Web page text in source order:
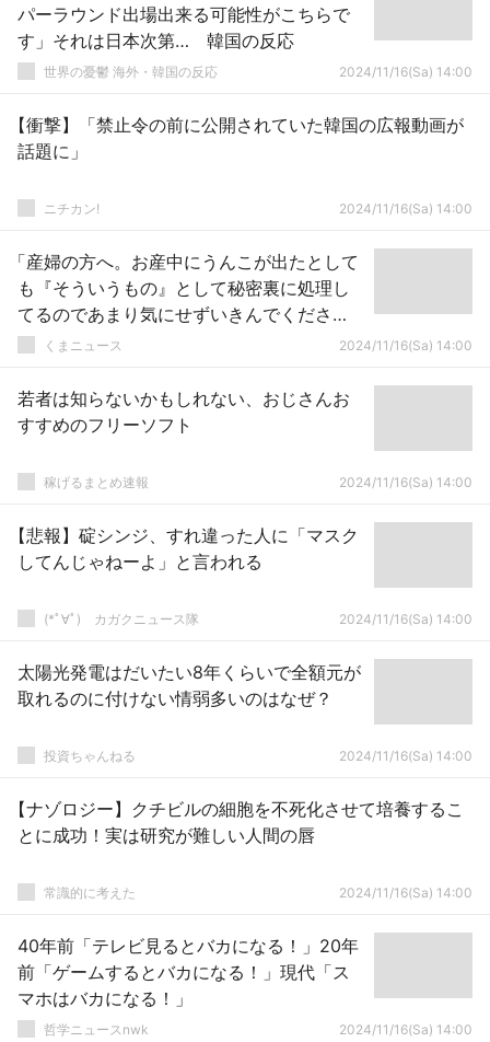
パーラウンド出場出来る可能性がこちらで
す」それは日本次第… 韓国の反応
世界の憂鬱 海外・韓国の反応 2024/11/16(Sa) 14:00
【衝撃】「禁止令の前に公開されていた韓国の広報動画が
話題に」
ニチカン! 2024/11/16(Sa) 14:00
「産婦の方へ。お産中にうんこが出たとして
も『そういうもの』として秘密裏に処理し
てるのであまり気にせずいきんでくださ
い」くまニュース 2024/11/16(Sa) 14:00
若者は知らないかもしれない、おじさんお
すすめのフリーソフト
稼げるまとめ速報 2024/11/16(Sa) 14:00
【悲報】碇シンジ、すれ違った人に「マスク
してんじゃねーよ」と言われる
(*ﾟ∀ﾟ)ゞカガクニュース隊 2024/11/16(Sa) 14:00
太陽光発電はだいたい8年くらいで全額元が
取れるのに付けない情弱多いのはなぜ？
投資ちゃんねる 2024/11/16(Sa) 14:00
【ナゾロジー】クチビルの細胞を不死化させて培養するこ
とに成功！実は研究が難しい人間の唇
常識的に考えた 2024/11/16(Sa) 14:00
40年前「テレビ見るとバカになる！」20年
前「ゲームするとバカになる！」現代「ス
マホはバカになる！」
哲学ニュースnwk 2024/11/16(Sa) 14:00